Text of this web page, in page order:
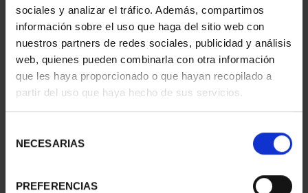
sociales y analizar el tráfico. Además, compartimos
información sobre el uso que haga del sitio web con
nuestros partners de redes sociales, publicidad y análisis
web, quienes pueden combinarla con otra información
que les haya proporcionado o que hayan recopilado a
partir del uso que haya hecho de sus servicios.
NECESARIAS
PREFERENCIAS
MARGARITA SALAS
(2024) 8 REALES
140,00 €
BICENTENARIO DEL
TESORO (2024) 8
REALES
140,00 €